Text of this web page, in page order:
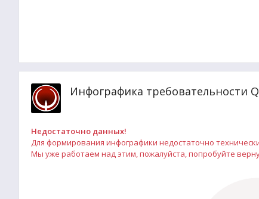
Инфографика требовательности
Недостаточно данных!
Для формирования инфографики недостаточно
Мы уже работаем над этим, пожалуйста, попробуйте